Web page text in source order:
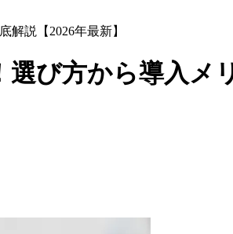
説【2026年最新】
び方から導入メ